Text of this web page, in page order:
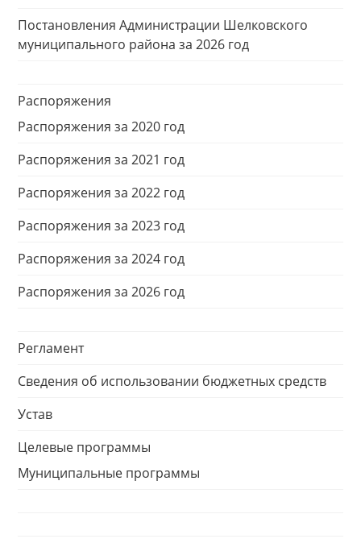
Постановления Администрации Шелковского
муниципального района за 2026 год
Распоряжения
Распоряжения за 2020 год
Распоряжения за 2021 год
Распоряжения за 2022 год
Распоряжения за 2023 год
Распоряжения за 2024 год
Распоряжения за 2026 год
Регламент
Сведения об использовании бюджетных средств
Устав
Целевые программы
Муниципальные программы